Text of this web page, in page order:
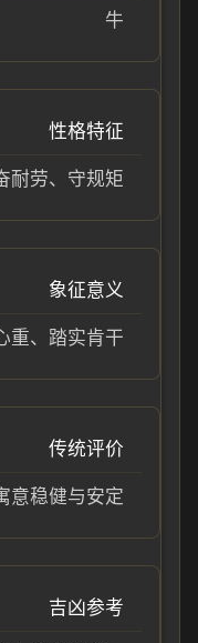
牛
性格特征
耐劳、守规矩
象征意义
重、踏实肯干
传统评价
意稳健与安定
吉凶参考